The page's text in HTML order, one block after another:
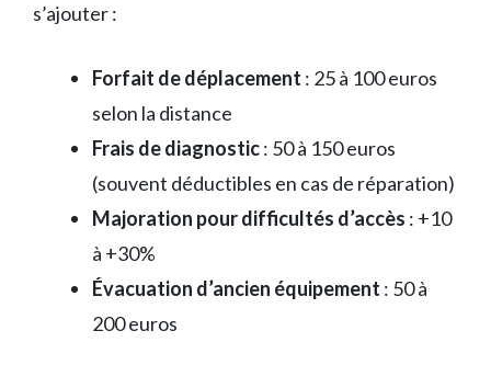
s’ajouter :
Forfait de déplacement : 25 à 100 euros
selon la distance
Frais de diagnostic: 50 à 150 euros
(souvent déductibles en cas de réparation)
Majoration pour difficultés d’accès : +10
à +30%
Évacuation d’ancien équipement : 50 à
200 euros